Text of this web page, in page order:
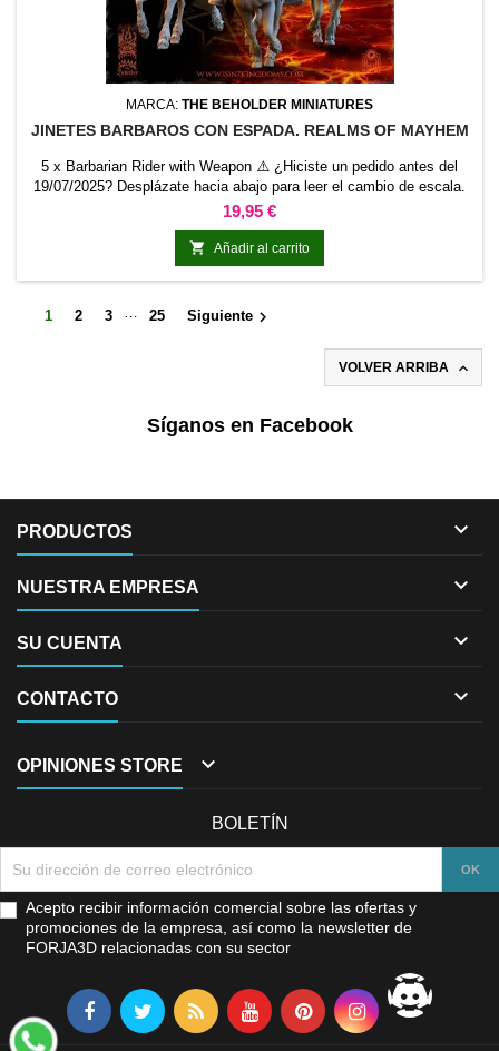
MARCA: THE BEHOLDER MINIATURES
JINETES BARBAROS CON ESPADA. REALMS OF MAYHEM
5 x Barbarian Rider with Weapon ⚠️ ¿Hiciste un pedido antes del
19/07/2025? Desplázate hacia abajo para leer el cambio de escala.
Precio
19,95 €
 Añadir al carrito
1 2 3 … 25 Siguiente 
VOLVER ARRIBA 
Síganos en Facebook
PRODUCTOS 
NUESTRA EMPRESA 
SU CUENTA 
CONTACTO 
OPINIONES STORE 
BOLETÍN
Acepto recibir información comercial sobre las ofertas y
promociones de la empresa, así como la newsletter de
FORJA3D relacionadas con su sector